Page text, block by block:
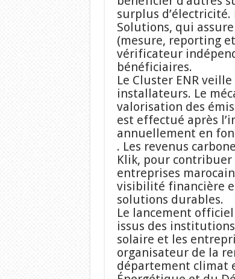
surplus
Solutions, qui
(mesure, reporting
vérificateur
bénéficiaires.
Le Cluster ENR
installateurs. Le
valorisation des
est effectué après
annuellement en
. Les revenus
Klik, pour contribuer
entreprises
visibilité financière
solutions durables.
Le lancement
issus des
solaire et les
organisateur de la
département climat